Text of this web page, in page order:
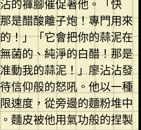
的褲腳催促著他。「快
是醋酸離子炮！專門用來
！」「它會把你的蒜泥在
菌的、純淨的白醋！那是
動我的蒜泥！」廖沾沾發
信仰般的怒吼。他以一種
速度，從旁邊的麵粉堆中
麵皮被他用氣功般的捏製